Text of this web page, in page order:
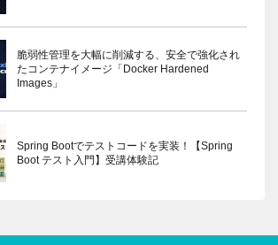
脆弱性管理を大幅に削減する、安全で強化され
たコンテナイメージ「Docker Hardened
Images」
Spring Bootでテストコードを実装！【Spring
Boot テスト入門】受講体験記